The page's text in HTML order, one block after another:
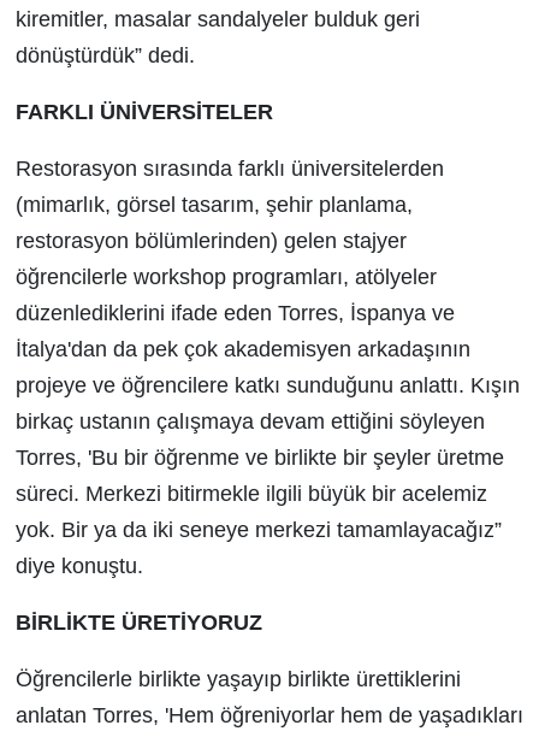
kiremitler, masalar sandalyeler bulduk geri
dönüştürdük” dedi.
FARKLI ÜNİVERSİTELER
Restorasyon sırasında farklı üniversitelerden
(mimarlık, görsel tasarım, şehir planlama,
restorasyon bölümlerinden) gelen stajyer
öğrencilerle workshop programları, atölyeler
düzenlediklerini ifade eden Torres, İspanya ve
İtalya'dan da pek çok akademisyen arkadaşının
projeye ve öğrencilere katkı sunduğunu anlattı. Kışın
birkaç ustanın çalışmaya devam ettiğini söyleyen
Torres, 'Bu bir öğrenme ve birlikte bir şeyler üretme
süreci. Merkezi bitirmekle ilgili büyük bir acelemiz
yok. Bir ya da iki seneye merkezi tamamlayacağız”
diye konuştu.
BİRLİKTE ÜRETİYORUZ
Öğrencilerle birlikte yaşayıp birlikte ürettiklerini
anlatan Torres, 'Hem öğreniyorlar hem de yaşadıkları